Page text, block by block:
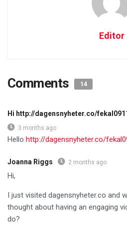
Editor
Comments 14
Hi http://dagensnyheter.co/
3 months ago
Hello http://dagensnyheter.co/
Joanna Riggs 2 months ago
Hi,
I just visited dagensnyheter.co and
thought about having an engaging
do?